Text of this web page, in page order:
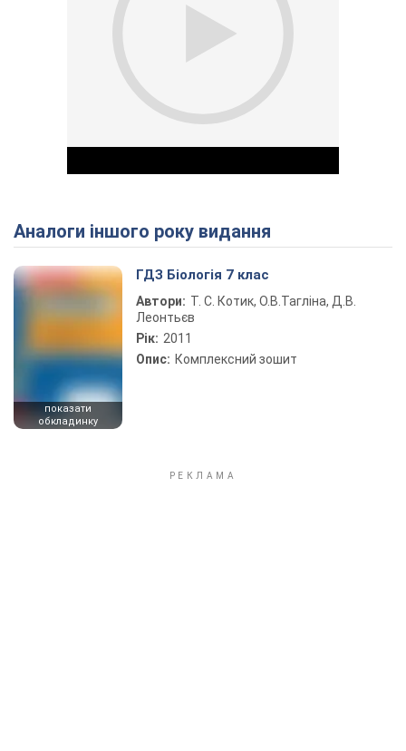
Play Video
Аналоги іншого року видання
показати
обкладинку
ГДЗ Біологія 7 клас
Автори: Т. С. Котик, О.В.Тагліна, Д.В.
Леонтьєв
Рік: 2011
Опис: Комплексний зошит